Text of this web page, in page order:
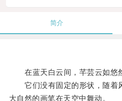
简介
在蓝天白云间，芊芸云如悠然
它们没有固定的形状，随着
大自然的画笔在天空中舞动。